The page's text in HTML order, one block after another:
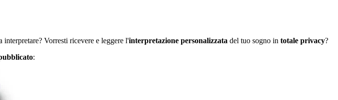
Vorresti ricevere e leggere l'interpretazione personalizzata del tuo sogno in totale privacy?
: